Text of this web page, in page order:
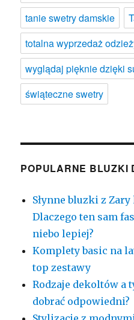
tanie swetry damskie
totalna wyprzedaż
wyglądaj pięknie dzięki
świąteczne swetry
POPULARNE BLUZKI
Słynne bluzki z
Dlaczego ten sam
niebo lepiej?
Komplety basic na
top zestawy
Rodzaje dekoltów a
dobrać odpowiedni?